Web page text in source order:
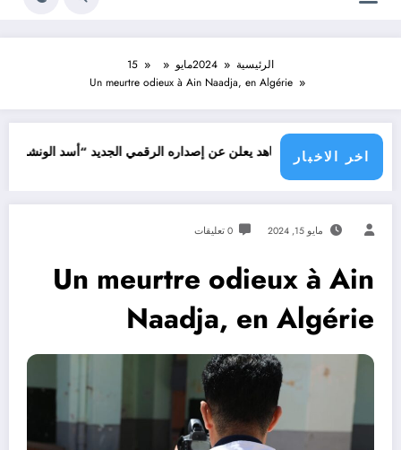
الرئيسية 2024مايو
15
Un meurtre odieux à Ain Naadja, en Algérie
اخر الاخبار
قدور شاهد يعلن عن إصداره الرقمي الجديد “أسد الونشريس” تخليداجرائم
مايو 15, 2024 0 تعليقات
Un meurtre odieux à Ain
Naadja, en Algérie